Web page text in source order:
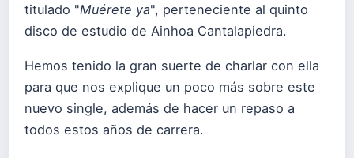
titulado "Muérete ya", perteneciente al quinto
disco de estudio de Ainhoa Cantalapiedra.
Hemos tenido la gran suerte de charlar con ella
para que nos explique un poco más sobre este
nuevo single, además de hacer un repaso a
todos estos años de carrera.